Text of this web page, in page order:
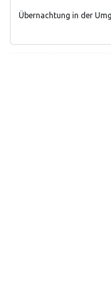
Übernachtung in der